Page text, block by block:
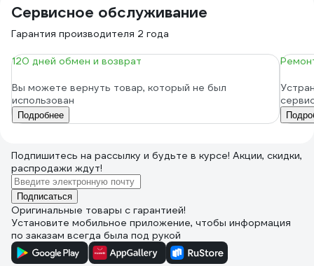
Сервисное обслуживание
Гарантия производителя 2 года
120 дней обмен и возврат
Вы можете вернуть товар, который не был
использован
Подробнее
Подпишитесь на рассылку и будьте в курсе! Акции, скидки,
распродажи ждут!
Подписаться
Оригинальные товары с гарантией!
Установите мобильное приложение, чтобы информация
по заказам всегда была под рукой